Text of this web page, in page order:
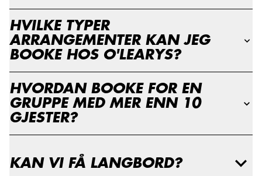
HVILKE TYPER
ARRANGEMENTER KAN JEG
BOOKE HOS O'LEARYS?
HVORDAN BOOKE FOR EN
GRUPPE MED MER ENN 10
GJESTER?
KAN VI FÅ LANGBORD?